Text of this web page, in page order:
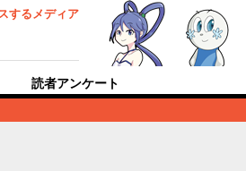
するメディア
読者アンケート